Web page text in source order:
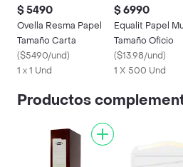
$ 5490
Ovella Resma Papel
Tamaño Carta
($5490/und)
1 x 1 Und
$ 6990
Equalit Papel Multiuso
Tamaño Oficio
($13.98/und)
1 X 500 Und
Productos